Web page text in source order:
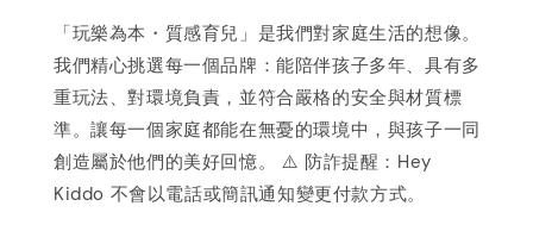
「玩樂為本・質感育兒」是我們對家庭生活的想像。
我們精心挑選每一個品牌：能陪伴孩子多年、具有多
重玩法、對環境負責，並符合嚴格的安全與材質標
準。讓每一個家庭都能在無憂的環境中，與孩子一同
創造屬於他們的美好回憶。 ⚠️ 防詐提醒：Hey
Kiddo 不會以電話或簡訊通知變更付款方式。